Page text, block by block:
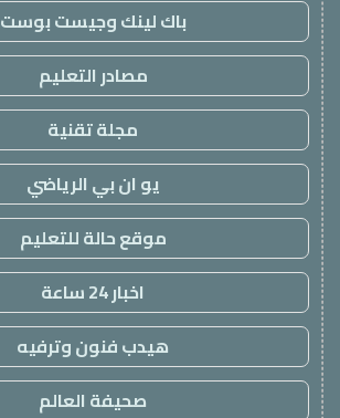
باك لينك وجيست بوست
مصادر التعليم
مجلة تقنية
يو ان بي الرياضي
موقع حالة للتعليم
اخبار 24 ساعة
هيدب فنون وترفيه
صحيفة العالم